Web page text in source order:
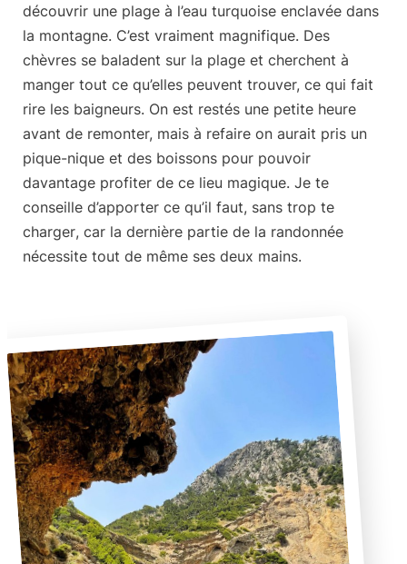
découvrir une plage à l’eau turquoise enclavée dans
la montagne. C’est vraiment magnifique. Des
chèvres se baladent sur la plage et cherchent à
manger tout ce qu’elles peuvent trouver, ce qui fait
rire les baigneurs. On est restés une petite heure
avant de remonter, mais à refaire on aurait pris un
pique-nique et des boissons pour pouvoir
davantage profiter de ce lieu magique. Je te
conseille d’apporter ce qu’il faut, sans trop te
charger, car la dernière partie de la randonnée
nécessite tout de même ses deux mains.